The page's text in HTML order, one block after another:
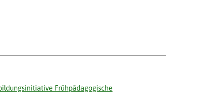
Frühpädagogische